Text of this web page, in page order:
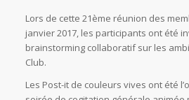
Lors de cette 21ème réunion des
janvier 2017, les participants ont été
brainstorming collaboratif sur les
Club.
Les Post-it de couleurs vives ont été